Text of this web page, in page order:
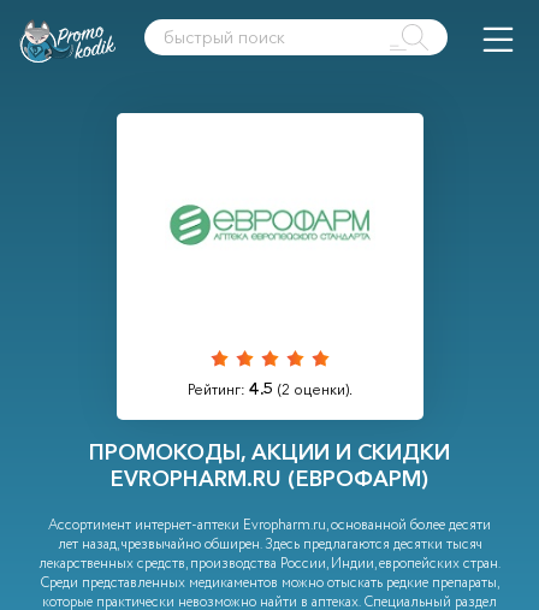
Рейтинг: 4.5 (2 оценки).
ПРОМОКОДЫ, АКЦИИ И СКИДКИ
EVROPHARM.RU (ЕВРОФАРМ)
Ассортимент интернет-аптеки Evropharm.ru, основанной более десяти
лет назад, чрезвычайно обширен. Здесь предлагаются десятки тысяч
лекарственных средств, производства России, Индии, европейских стран.
Среди представленных медикаментов можно отыскать редкие препараты,
которые практически невозможно найти в аптеках. Специальный раздел